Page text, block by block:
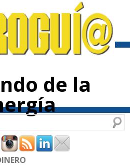
de la